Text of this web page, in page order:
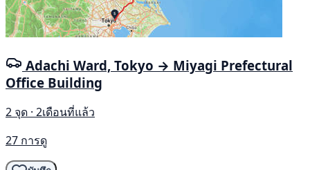
Adachi Ward, Tokyo → Miyagi Prefectural
Office Building
2 จุด · 2เดือนที่แล้ว
27 การดู